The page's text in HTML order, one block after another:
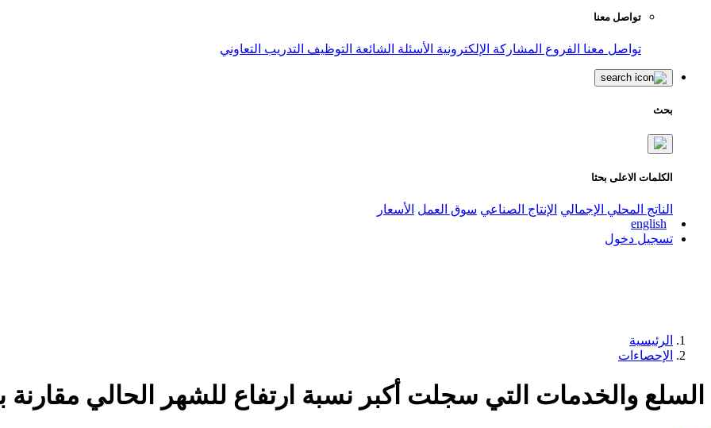
تواصل معنا
تواصل معنا الفروع المشاركة الإلكترونية الأسئلة الشائعة التوظيف التدريب التعاوني
بحث
الكلمات الاعلى بحثا
الناتج المحلي الإجمالي الإنتاج الصناعي سوق العمل الأسعار
english
تسجيل دخول
الرئيسية
الإحصاءات
السلع والخدمات التي سجلت أكبر نسبة ارتفاع للشهر الحالي مقارنة